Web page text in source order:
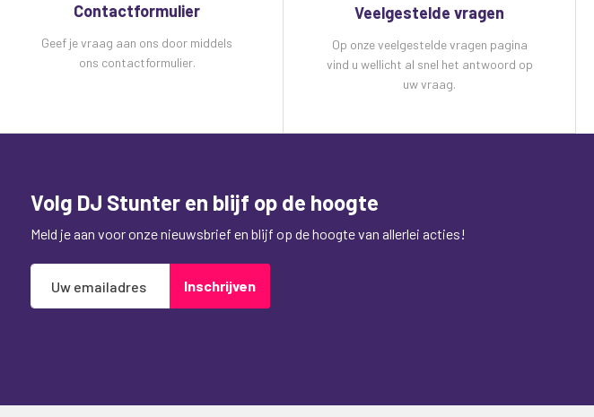
Contactformulier
Geef je vraag aan ons door middels
ons contactformulier.
Veelgestelde vragen
Op onze veelgestelde vragen pagina
vind u wellicht al snel het antwoord op
uw vraag.
Volg DJ Stunter en blijf op de hoogte
Meld je aan voor onze nieuwsbrief en blijf op de hoogte van allerlei acties!
Abonneer
op
Inschrijven